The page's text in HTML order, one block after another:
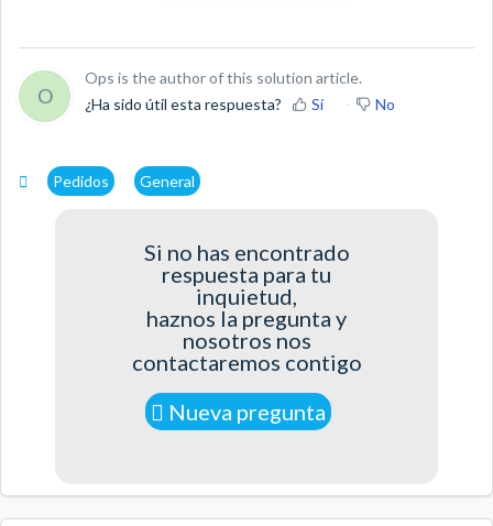
O
Ops is the author of this solution article.
¿Ha sido útil esta respuesta?
Sí No
Pedidos General
Si no has encontrado
respuesta para tu
inquietud,
haznos la pregunta y
nosotros nos
contactaremos contigo
Nueva pregunta